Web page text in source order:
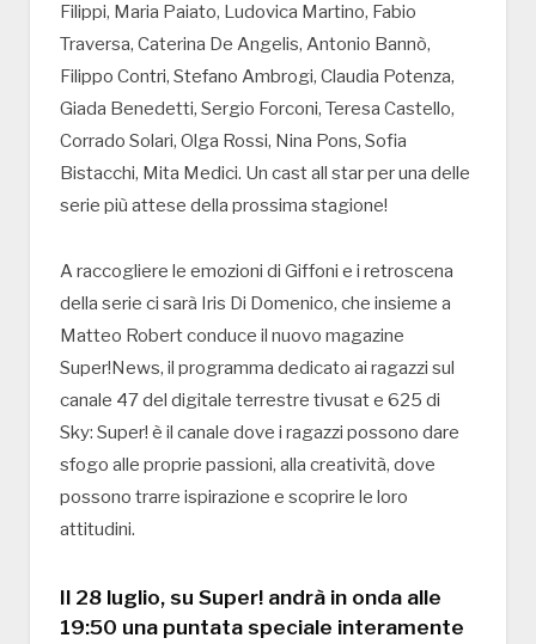
Filippi, Maria Paiato, Ludovica Martino, Fabio
Traversa, Caterina De Angelis, Antonio Bannò,
Filippo Contri, Stefano Ambrogi, Claudia Potenza,
Giada Benedetti, Sergio Forconi, Teresa Castello,
Corrado Solari, Olga Rossi, Nina Pons, Sofia
Bistacchi, Mita Medici. Un cast all star per una delle
serie più attese della prossima stagione!
A raccogliere le emozioni di Giffoni e i retroscena
della serie ci sarà Iris Di Domenico, che insieme a
Matteo Robert conduce il nuovo magazine
Super!News, il programma dedicato ai ragazzi sul
canale 47 del digitale terrestre tivusat e 625 di
Sky: Super! è il canale dove i ragazzi possono dare
sfogo alle proprie passioni, alla creatività, dove
possono trarre ispirazione e scoprire le loro
attitudini.
Il 28 luglio, su Super! andrà in onda alle
19:50 una puntata speciale interamente